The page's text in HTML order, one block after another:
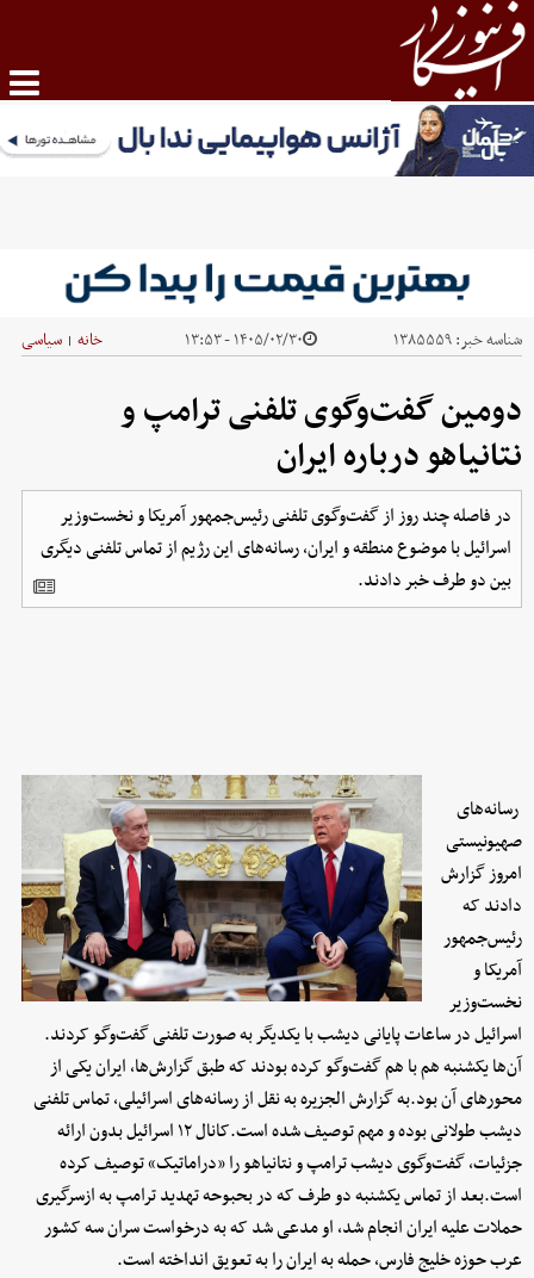
شناسه خبر:۱۳۸۵۵۵۹ ۱۴۰۵/۰۲/۳۰ - ۱۳:۵۳ خانه | سیاسی
دومین گفت‌وگوی تلفنی ترامپ و
نتانیاهو درباره ایران
در فاصله چند روز از گفت‌وگوی تلفنی رئیس‌جمهور آمریکا و نخست‌وزیر
اسرائیل با موضوع منطقه و ایران، رسانه‌های این رژیم از تماس تلفنی دیگری
بین دو طرف خبر دادند.
رسانه‌های
صهیونیستی
امروز گزارش
دادند که
رئیس‌جمهور
آمریکا و
نخست‌وزیر
اسرائیل در ساعات پایانی دیشب با یکدیگر به صورت تلفنی گفت‌وگو کردند.
آن‌ها یکشنبه هم با هم گفت‌وگو کرده بودند که طبق گزارش‌ها، ایران یکی از
محورهای آن بود.به گزارش الجزیره به نقل از رسانه‌های اسرائیلی، تماس تلفنی
دیشب طولانی بوده و مهم توصیف شده است.کانال ۱۲ اسرائیل بدون ارائه
جزئیات، گفت‌وگوی دیشب ترامپ و نتانیاهو را «دراماتیک» توصیف کرده
است.بعد از تماس یکشنبه دو طرف که در بحبوحه تهدید ترامپ به ازسرگیری
حملات علیه ایران انجام شد، او مدعی شد که به درخواست سران سه کشور
عرب حوزه خلیج فارس، حمله به ایران را به تعویق انداخته است.